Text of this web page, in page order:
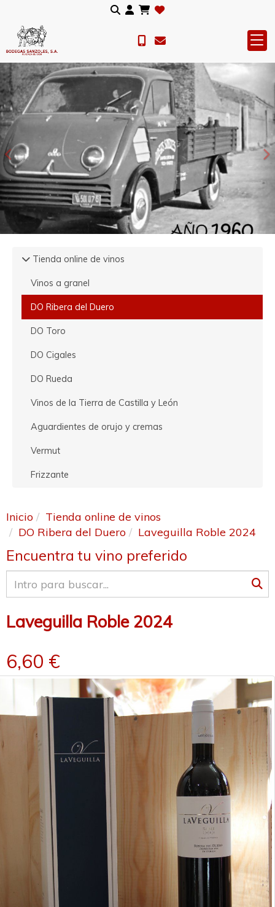
Anterior
Tienda online de vinos
Vinos a granel
DO Ribera del Duero
DO Toro
DO Cigales
DO Rueda
Vinos de la Tierra de Castilla y León
Aguardientes de orujo y cremas
Vermut
Frizzante
Inicio
Tienda online de vinos
DO Ribera del Duero
Laveguilla Roble 2024
Encuentra tu vino preferido
Laveguilla Roble 2024
6,60 €